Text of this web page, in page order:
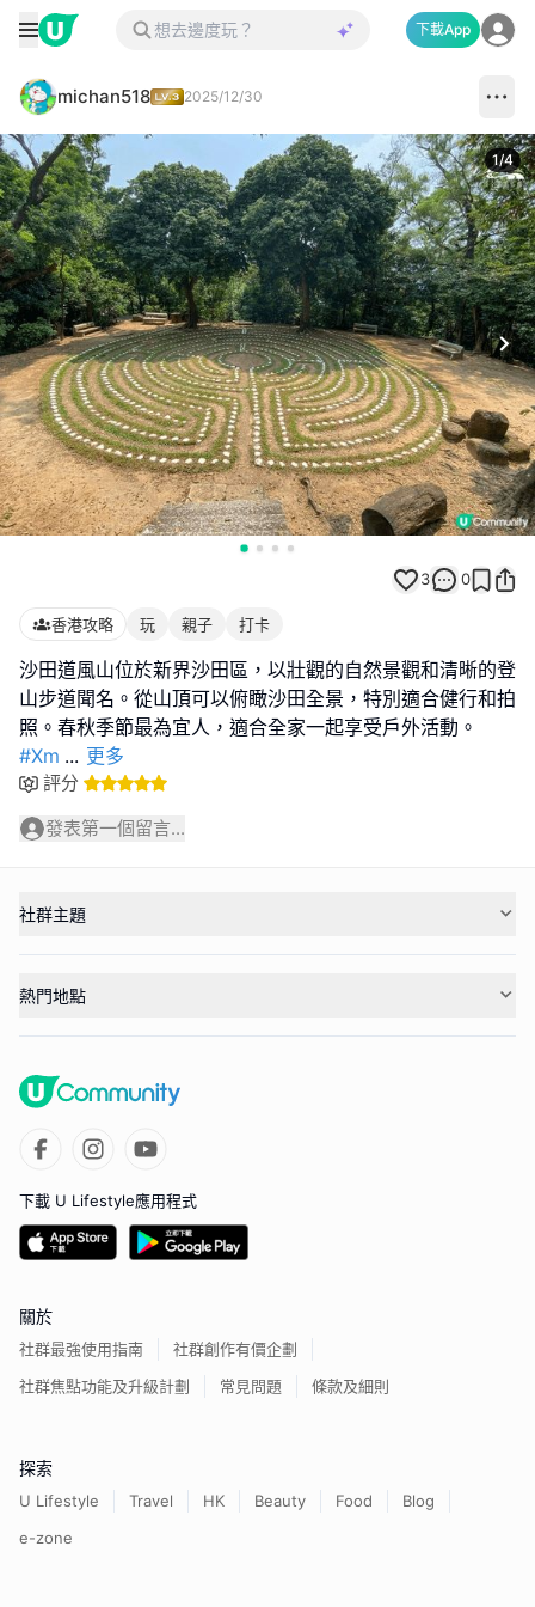
下載App
michan518 2025/12/30
1/4
3 0
香港攻略 玩 親子 打卡
沙田道風山位於新界沙田區，以壯觀的自然景觀和清晰的登
山步道聞名。從山頂可以俯瞰沙田全景，特別適合健行和拍
#Xm ... 更多
評分
發表第一個留言...
社群主題
熱門地點
下載 U Lifestyle應用程式
關於
社群最強使用指南
社群創作有價企劃
社群焦點功能及升級計劃
常見問題 條款及細則
探索
U Lifestyle Travel HK Beauty Food
Blog
e-zone